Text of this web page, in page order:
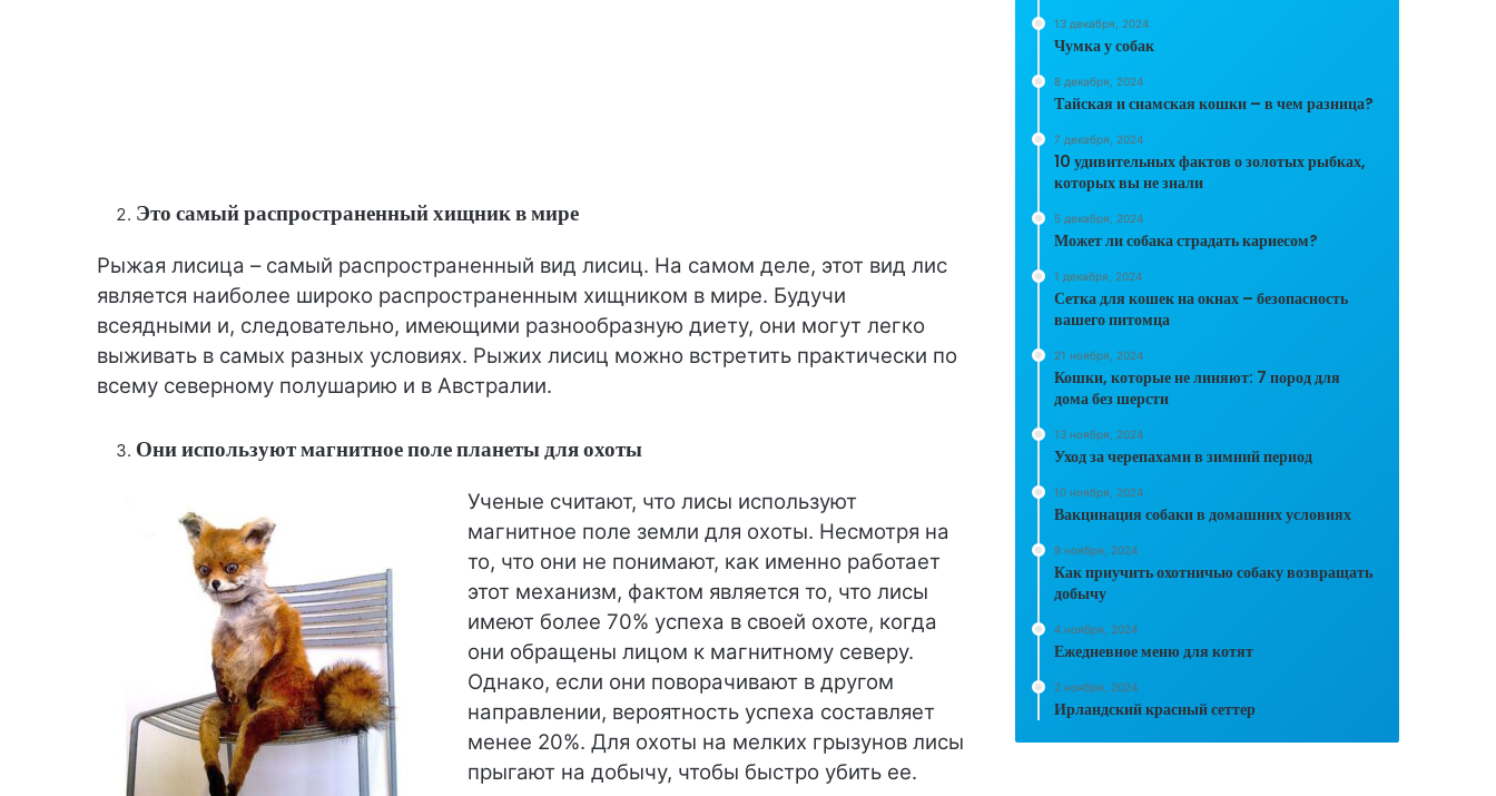
Это самый распространенный хищник в мире
Рыжая лисица – самый распространенный вид лисиц. На самом деле, этот вид лис
является наиболее широко распространенным хищником в мире. Будучи
всеядными и, следовательно, имеющими разнообразную диету, они могут легко
выживать в самых разных условиях. Рыжих лисиц можно встретить практически по
всему северному полушарию и в Австралии.
Они используют магнитное поле планеты для охоты
Ученые считают, что лисы используют
магнитное поле земли для охоты. Несмотря на
то, что они не понимают, как именно работает
этот механизм, фактом является то, что лисы
имеют более 70% успеха в своей охоте, когда
они обращены лицом к магнитному северу.
Однако, если они поворачивают в другом
направлении, вероятность успеха составляет
менее 20%. Для охоты на мелких грызунов лисы
прыгают на добычу, чтобы быстро убить ее.
13 декабря, 2024
Чумка у собак
8 декабря, 2024
Тайская и сиамская кошки – в чем разница?
7 декабря, 2024
10 удивительных фактов о золотых рыбках,
которых вы не знали
5 декабря, 2024
Может ли собака страдать кариесом?
1 декабря, 2024
Сетка для кошек на окнах – безопасность
вашего питомца
21 ноября, 2024
Кошки, которые не линяют: 7 пород для
дома без шерсти
13 ноября, 2024
Уход за черепахами в зимний период
10 ноября, 2024
Вакцинация собаки в домашних условиях
9 ноября, 2024
Как приучить охотничью собаку возвращать
добычу
4 ноября, 2024
Ежедневное меню для котят
2 ноября, 2024
Ирландский красный сеттер